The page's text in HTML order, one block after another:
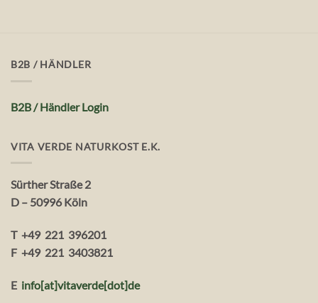
B2B / HÄNDLER
B2B / Händler Login
VITA VERDE NATURKOST E.K.
Sürther Straße 2
D – 50996 Köln
T +49 221 396201
F +49 221 3403821
E info[at]vitaverde[dot]de